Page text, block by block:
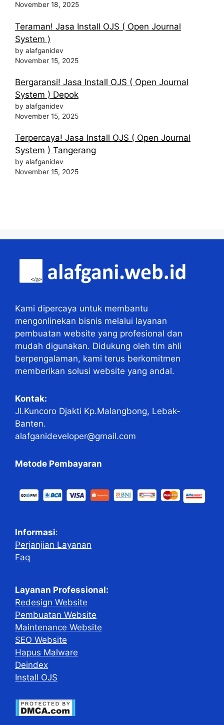
November 18, 2025
Teraman! Jasa Install OJS ( Open Journal
System )
by alafganidev
November 15, 2025
Bergaransi! Jasa Install OJS ( Open Journal
System ) Depok
by alafganidev
November 15, 2025
Terpercaya! Jasa Install OJS ( Open Journal
System ) Tangerang
by alafganidev
November 15, 2025
Kami dipercaya untuk membantu
mengonlinekan bisnis melalui layanan
pembuatan website yang profesional dan
mudah digunakan. Didukung oleh tim ahli
berpengalaman, kami terus berkomitmen
memberikan solusi website yang andal.
Kontak:
Jl.Kuncoro Djakti Kp.Malangbong, Lebak-
Banten.
alafganideveloper@gmail.com
Metode Pembayaran
Informasi:
Perjanjian Layanan
Faq
Layanan Professional:
Redesign Website
Pembuatan Website
Maintenance Website
SEO Website
Hapus Malware
Deindex
Install OJS